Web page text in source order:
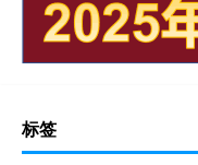
标签